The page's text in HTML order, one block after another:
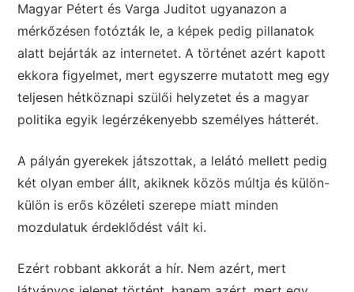
Magyar Pétert és Varga Juditot ugyanazon a
mérkőzésen fotózták le, a képek pedig pillanatok
alatt bejárták az internetet. A történet azért kapott
ekkora figyelmet, mert egyszerre mutatott meg egy
teljesen hétköznapi szülői helyzetet és a magyar
politika egyik legérzékenyebb személyes hátterét.
A pályán gyerekek játszottak, a lelátó mellett pedig
két olyan ember állt, akiknek közös múltja és külön-
külön is erős közéleti szerepe miatt minden
mozdulatuk érdeklődést vált ki.
Ezért robbant akkorát a hír. Nem azért, mert